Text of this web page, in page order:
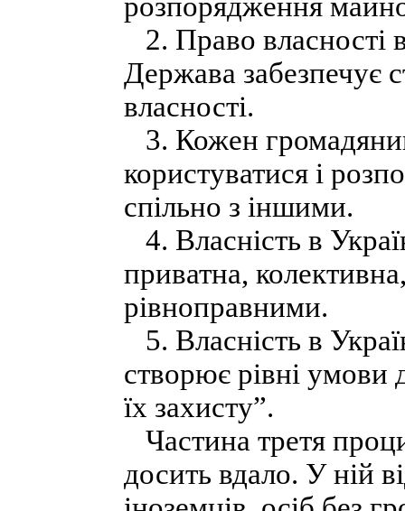
2. Право власності
Держава забезпечує
власності.
3. Кожен
користуватися і
спільно з іншими.
4. Власність в
приватна,
рівноправними.
5. Власність в
створює рівні умови
їх захисту”.
Частина третя
досить вдало. У ній